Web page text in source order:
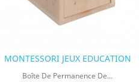
MONTESSORI JEUX EDUCATION
Boîte De Permanence De...